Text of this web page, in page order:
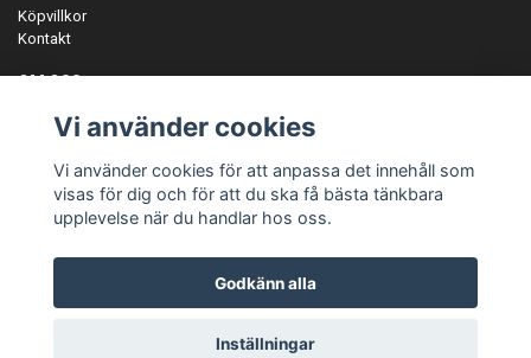
Köpvillkor
Kontakt
OM OSS
ANMÄL DIG TILL VÅRT NYHETSBREV
Prenumerera
© Copyright Teamgear
Vi använder cookies
Vi använder cookies för att anpassa det innehåll som
visas för dig och för att du ska få bästa tänkbara
upplevelse när du handlar hos oss.
Godkänn alla
Inställningar